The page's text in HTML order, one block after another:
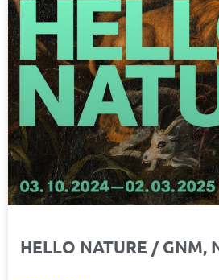
HELLO NATURE / GNM,